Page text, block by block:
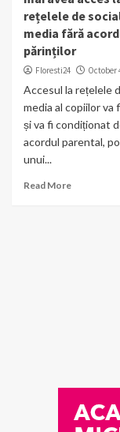
rețelele de
media fără
părinților
Floresti24 October
Accesul la rețelele
media al copiilor va
și va fi condiționat
acordul parental,
unui...
Read More